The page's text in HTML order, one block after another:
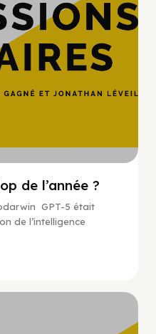
de l’année ?
GPT-5 était
de l’intelligence